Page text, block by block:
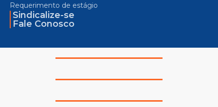
Requerimento de estágio
Sindicalize-se
Fale Conosco